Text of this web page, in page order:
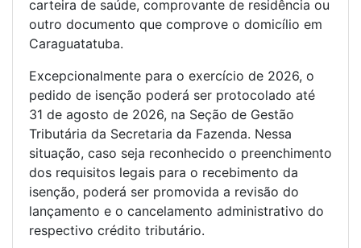
carteira de saúde, comprovante de residência ou
outro documento que comprove o domicílio em
Caraguatatuba.
Excepcionalmente para o exercício de 2026, o
pedido de isenção poderá ser protocolado até
31 de agosto de 2026, na Seção de Gestão
Tributária da Secretaria da Fazenda. Nessa
situação, caso seja reconhecido o preenchimento
dos requisitos legais para o recebimento da
isenção, poderá ser promovida a revisão do
lançamento e o cancelamento administrativo do
respectivo crédito tributário.